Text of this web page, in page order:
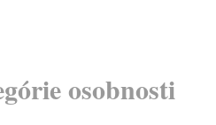
osobnosti